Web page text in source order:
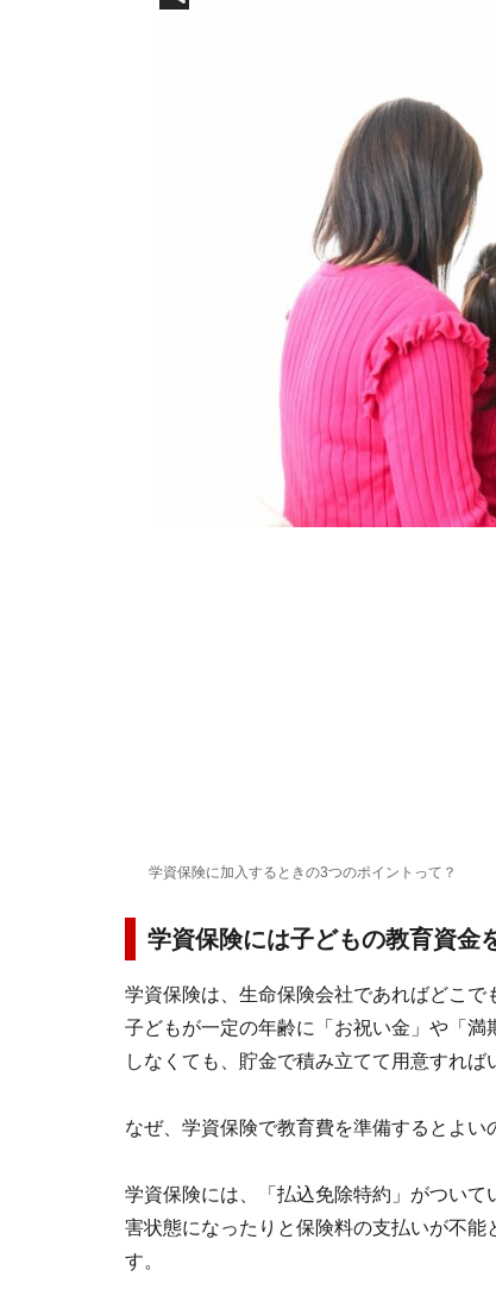
学資保険に加入するときの3つのポイントって？
学資保険には子どもの教育資金
学資保険は、生命保険会社であればどこで
子どもが一定の年齢に「お祝い金」や「
しなくても、貯金で積み立てて用意すれば
なぜ、学資保険で教育費を準備するとよい
学資保険には、「払込免除特約」がつい
害状態になったりと保険料の支払いが不
す。